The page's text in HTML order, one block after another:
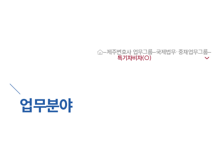
제주형사전문변호사
제주이혼전문변호사
제주학교폭력변호사
제주변호사 업무그룹 국제법무·중재업무그룹
업무분야